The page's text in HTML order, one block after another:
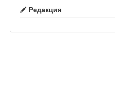
Редакция